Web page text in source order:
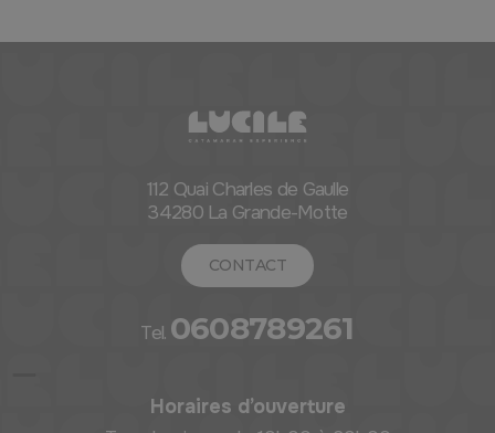
112 Quai Charles de Gaulle
34280 La Grande-Motte
CONTACT
Tel. 0608789261
Horaires d’ouverture